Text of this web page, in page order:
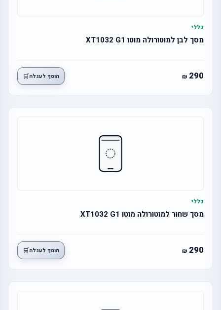
כללי
מסך לבן למוטורולה מוטו XT1032 G1
290 הוסף לעגלה🛒
כללי
מסך שחור למוטורולה מוטו XT1032 G1
290 הוסף לעגלה🛒